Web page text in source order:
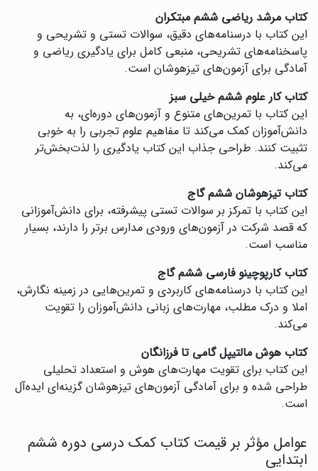
کتاب مرشد ریاضی ششم مبتکران
این کتاب با درسنامه‌های دقیق، سوالات تستی و تشریحی و
پاسخنامه‌های تشریحی، منبعی کامل برای یادگیری ریاضی و
آمادگی برای آزمون‌های تیزهوشان است.
کتاب کار علوم ششم خیلی سبز
این کتاب با تمرین‌های متنوع و آزمون‌های دوره‌ای، به
دانش‌آموزان کمک می‌کند تا مفاهیم علوم تجربی را به خوبی
تثبیت کنند. طراحی جذاب این کتاب یادگیری را لذت‌بخش‌تر
می‌کند.
کتاب تیزهوشان ششم گاج
این کتاب با تمرکز بر سوالات تستی پیشرفته، برای دانش‌آموزانی
که قصد شرکت در آزمون‌های ورودی مدارس برتر را دارند، بسیار
مناسب است.
کتاب کارپوچینو فارسی ششم گاج
این کتاب با درسنامه‌های کاربردی و تمرین‌هایی در زمینه نگارش،
املا و درک مطلب، مهارت‌های زبانی دانش‌آموزان را تقویت
می‌کند.
کتاب هوش مالتیپل گامی تا فرزانگان
این کتاب برای تقویت مهارت‌های هوش و استعداد تحلیلی
طراحی شده و برای آمادگی آزمون‌های تیزهوشان گزینه‌ای ایده‌آل
است.
عوامل مؤثر بر قیمت کتاب کمک درسی دوره ششم
ابتدایی